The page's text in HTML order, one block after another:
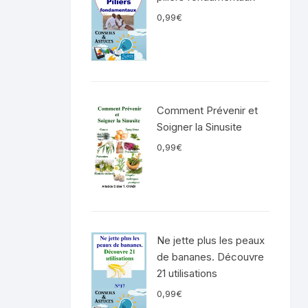
0,99€
Comment Prévenir et
Soigner la Sinusite
0,99€
Ne jette plus les peaux
de bananes. Découvre
21 utilisations
0,99€